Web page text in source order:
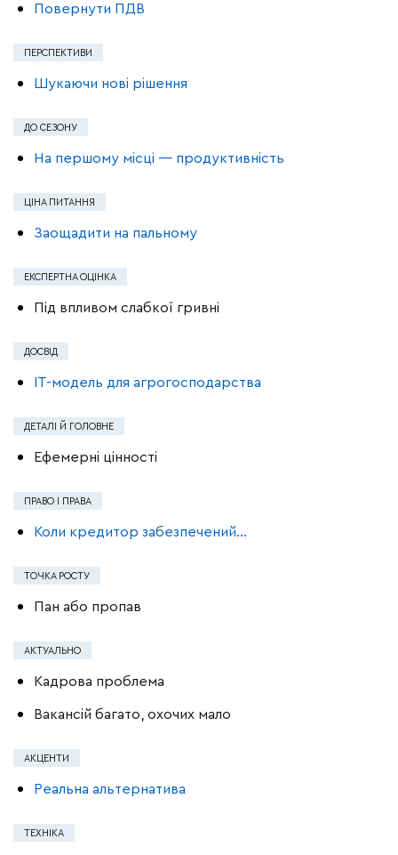
Повернути ПДВ
ПЕРСПЕКТИВИ
Шукаючи нові рішення
ДО СЕЗОНУ
На першому місці — продуктивність
ЦІНА ПИТАННЯ
Заощадити на пальному
ЕКСПЕРТНА ОЦІНКА
Під впливом слабкої гривні
ДОСВІД
IT-модель для агрогосподарства
ДЕТАЛІ Й ГОЛОВНЕ
Ефемерні цінності
ПРАВО І ПРАВА
Коли кредитор забезпечений…
ТОЧКА РОСТУ
Пан або пропав
АКТУАЛЬНО
Кадрова проблема
Вакансій багато, охочих мало
АКЦЕНТИ
Реальна альтернатива
ТЕХНІКА